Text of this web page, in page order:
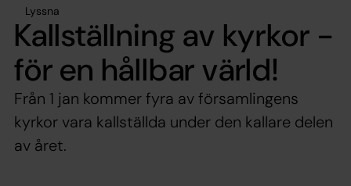
Lyssna
Kallställning av kyrkor -
för en hållbar värld!
Från 1 jan kommer fyra av församlingens
kyrkor vara kallställda under den kallare delen
av året.